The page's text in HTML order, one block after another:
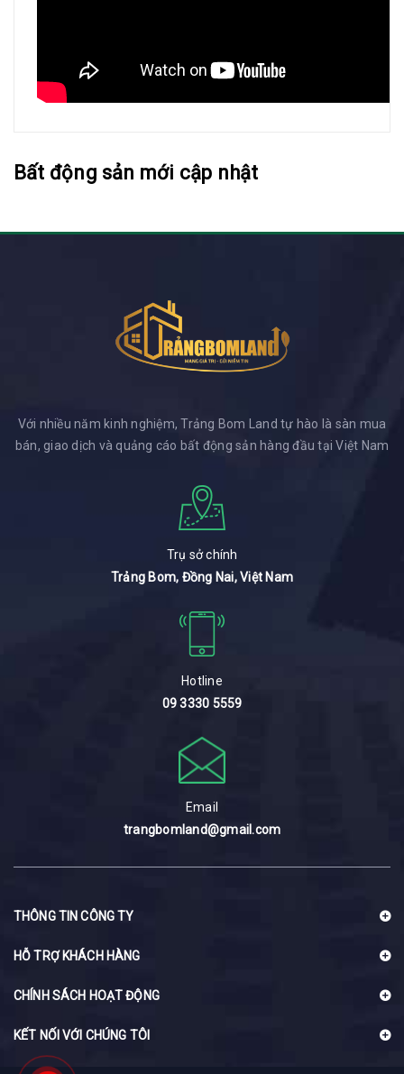
Bất động sản mới cập nhật
Với nhiều năm kinh nghiệm, Trảng Bom Land tự hào là sàn mua
bán, giao dịch và quảng cáo bất động sản hàng đầu tại Việt Nam
Trụ sở chính
Trảng Bom, Đồng Nai, Việt Nam
Hotline
09 3330 5559
Email
trangbomland@gmail.com
THÔNG TIN CÔNG TY
HỖ TRỢ KHÁCH HÀNG
CHÍNH SÁCH HOẠT ĐỘNG
KẾT NỐI VỚI CHÚNG TÔI